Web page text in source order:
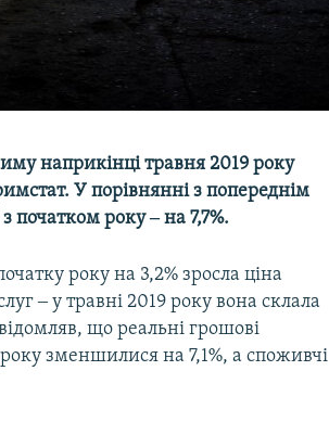
наприкінці травня 2019 року
У порівнянні з попереднім
початком року ‒ на 7,7%.
року на 3,2% зросла ціна
‒ у травні 2019 року вона склала
що реальні грошові
зменшилися на 7,1%, а споживчі